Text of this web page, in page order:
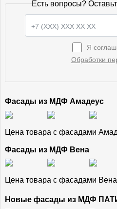
Есть вопросы?
Я
Обработки
Фасады из МДФ Амадеус
Цена товара с фасадами
Фасады из МДФ Вена
Цена товара с фасадами Вена
Новые фасады из МДФ